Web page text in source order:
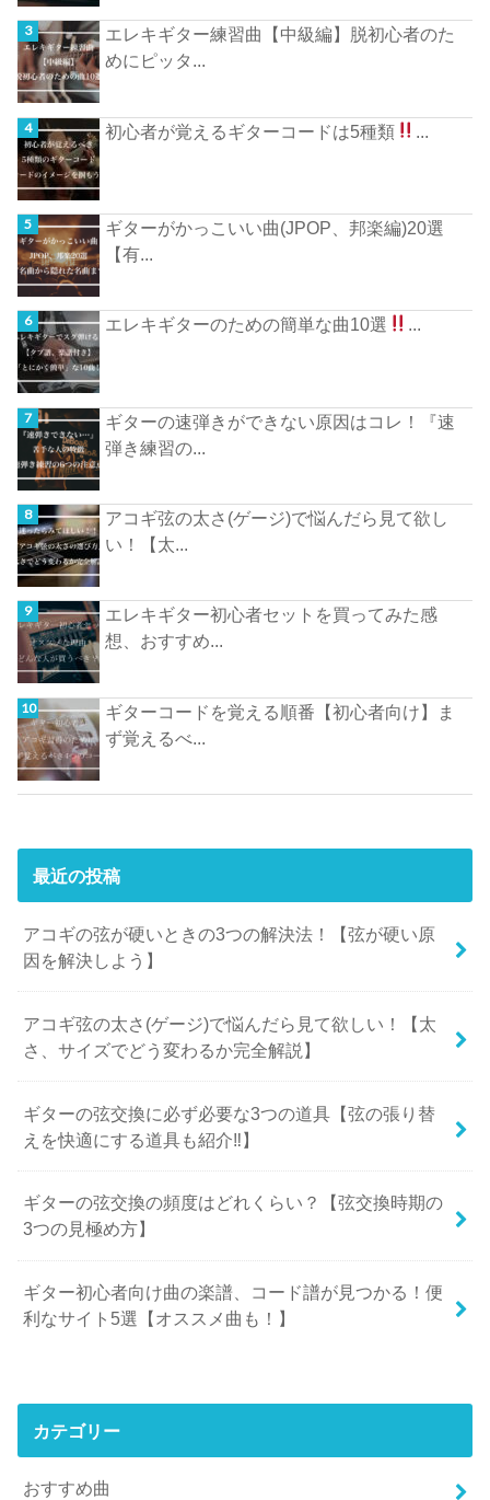
エレキギター練習曲【中級編】脱初心者のた
めにピッタ...
初心者が覚えるギターコードは5種類
ギターがかっこいい曲(JPOP、邦楽編)20選
【有...
エレキギターのための簡単な曲10選 ...
ギターの速弾きができない原因はコレ！『速
弾き練習の...
アコギ弦の太さ(ゲージ)で悩んだら見て欲し
い！【太...
エレキギター初心者セットを買ってみた感
想、おすすめ...
ギターコードを覚える順番【初心者向け】ま
ず覚えるべ...
最近の投稿
アコギの弦が硬いときの3つの解決法！【弦が硬い原
因を解決しよう】
アコギ弦の太さ(ゲージ)で悩んだら見て欲しい！【太
さ、サイズでどう変わるか完全解説】
ギターの弦交換に必ず必要な3つの道具【弦の張り替
えを快適にする道具も紹介‼︎】
ギターの弦交換の頻度はどれくらい？【弦交換時期の
3つの見極め方】
ギター初心者向け曲の楽譜、コード譜が見つかる！便
利なサイト5選【オススメ曲も！】
カテゴリー
おすすめ曲